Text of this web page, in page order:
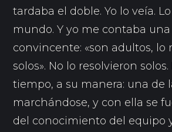
tardaba el doble. Yo lo veía.
mundo. Y yo me contaba
convincente: «son adultos, lo
solos». No lo resolvieron solos.
tiempo, a su manera: una de
marchándose, y con ella se
del conocimiento del equipo